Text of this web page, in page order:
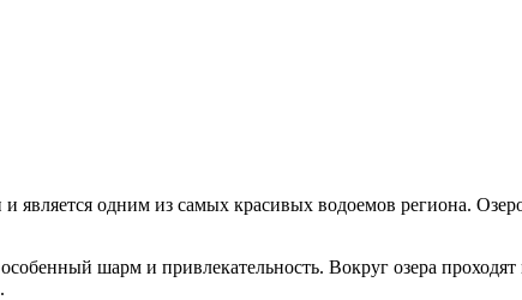
одним из самых красивых водоемов региона.
шарм и привлекательность. Вокруг озера